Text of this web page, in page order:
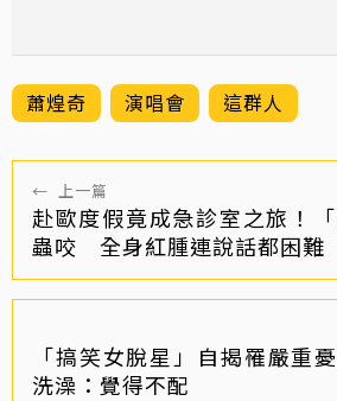
蕭煌奇 演唱會 這群人
← 上一篇
赴歐度假竟成急診室之旅！
蟲咬 全身紅腫連說話都困難
「搞笑女脫星」自揭罹嚴重
洗澡：覺得不配